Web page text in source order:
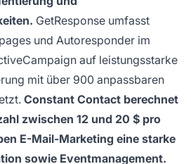
GetResponse umfasst
und Autoresponder im
auf leistungsstarke
mit über 900 anpassbaren
Constant Contact berechnet
zwischen 12 und 20 $ pro
E-Mail-Marketing eine starke
sowie Eventmanagement.